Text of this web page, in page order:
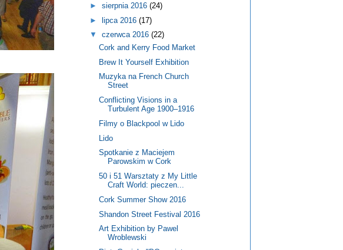
► sierpnia 2016 (24)
► lipca 2016 (17)
▼ czerwca 2016 (22)
Cork and Kerry Food Market
Brew It Yourself Exhibition
Muzyka na French Church
Street
Conflicting Visions in a
Turbulent Age 1900–1916
Filmy o Blackpool w Lido
Lido
Spotkanie z Maciejem
Parowskim w Cork
50 i 51 Warsztaty z My Little
Craft World: pieczen...
Cork Summer Show 2016
Shandon Street Festival 2016
Art Exhibition by Pawel
Wroblewski